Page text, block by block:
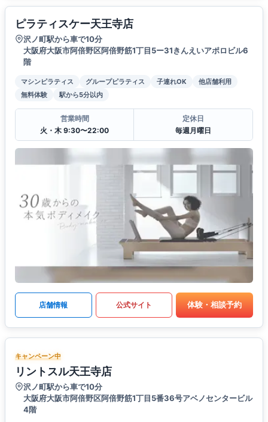
ピラティスケー天王寺店
沢ノ町駅から車で10分
大阪府大阪市阿倍野区阿倍野筋1丁目5ー31きんえいアポロビル6
階
マシンピラティス グループピラティス 子連れOK
他店舗利用
無料体験
駅から5分以内
営業時間
火・木 9:30〜22:00
定休日
毎週月曜日
店舗情報 公式サイト 体験・相談予約
キャンペーン中
リントスル天王寺店
沢ノ町駅から車で10分
大阪府大阪市阿倍野区阿倍野筋1丁目5番36号アベノセンタービル
4階